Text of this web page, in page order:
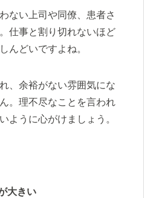
ない上司や同僚、患者さ
仕事と割り切れないほど
んどいですよね。
、余裕がない雰囲気にな
。理不尽なことを言われ
ように心がけましょう。
大きい